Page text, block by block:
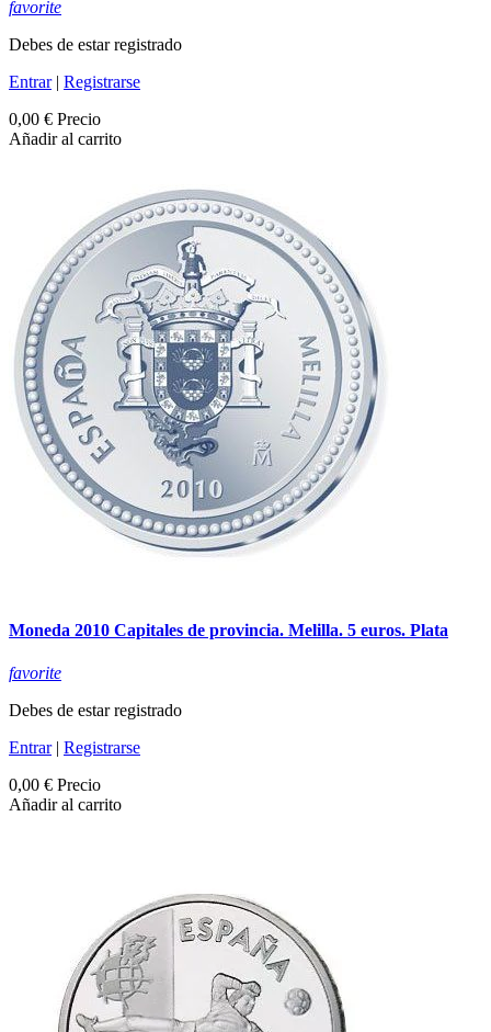
favorite
Debes de estar registrado
Entrar| Registrarse
0,00 € Precio
Añadir al carrito
Moneda 2010 Capitales de provincia. Melilla. 5 euros. Plata
favorite
Debes de estar registrado
Entrar| Registrarse
0,00 € Precio
Añadir al carrito